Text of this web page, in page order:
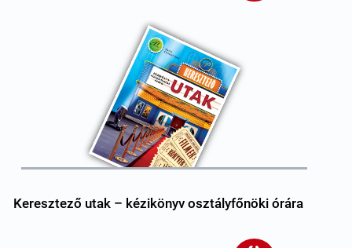
Keresztező utak – kézikönyv osztályfőnöki órára